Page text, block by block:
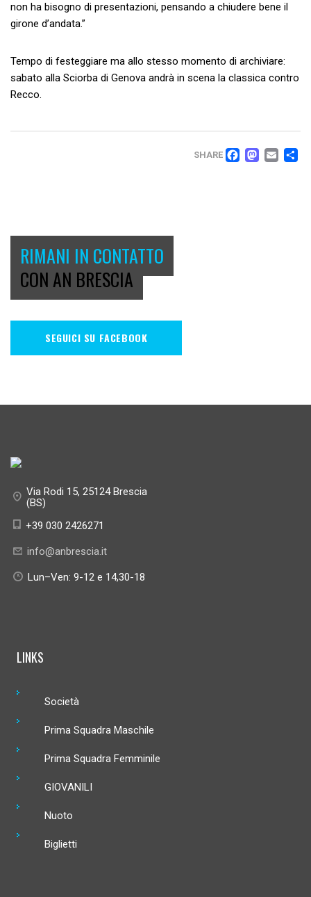
non ha bisogno di presentazioni, pensando a chiudere bene il
girone d’andata.”
Tempo di festeggiare ma allo stesso momento di archiviare:
sabato alla Sciorba di Genova andrà in scena la classica contro
Recco.
SHARE
RIMANI IN CONTATTO
CON AN BRESCIA
SEGUICI SU FACEBOOK
Via Rodi 15, 25124 Brescia
(BS)
+39 030 2426271
info@anbrescia.it
Lun–Ven: 9-12 e 14,30-18
LINKS
Società
Prima Squadra Maschile
Prima Squadra Femminile
GIOVANILI
Nuoto
Biglietti